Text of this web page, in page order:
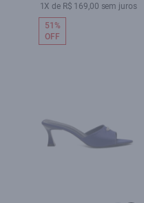
1X de R$ 169,00 sem juros
51%
OFF